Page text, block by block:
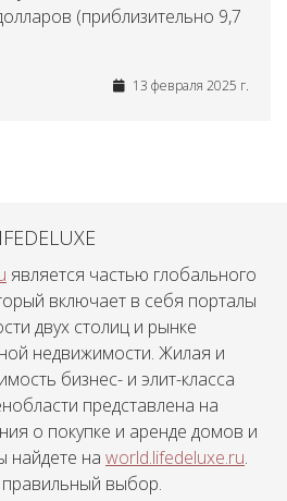
(приблизительно 9,7
13 февраля 2025 г.
является частью глобального
включает в себя порталы
двух столиц и рынке
недвижимости. Жилая и
бизнес- и элит-класса
представлена на
о покупке и аренде домов и
найдете на world.lifedeluxe.ru.
выбор.